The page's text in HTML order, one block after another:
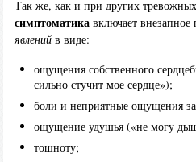
Так же, как и при других тревожных
симптоматикавключает внезапное
явленийв виде:
ощущения собственного
сильно стучит мое сердце»);
боли и неприятные ощущения
ощущение удушья («не могу
тошноту;